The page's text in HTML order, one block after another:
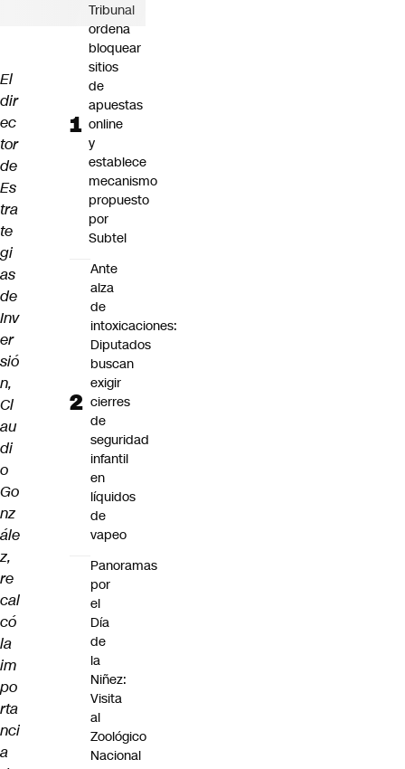
El
dir
ec
tor
de
Es
tra
te
gi
as
de
Inv
er
sió
n,
Cl
au
di
o
Go
nz
ále
z,
re
cal
có
la
im
po
rta
nci
a
Tribunal
ordena
bloquear
sitios
de
apuestas
online
y
establece
mecanismo
propuesto
por
Subtel
Ante
alza
de
intoxicaciones:
Diputados
buscan
exigir
cierres
de
seguridad
infantil
en
líquidos
de
vapeo
Panoramas
por
el
Día
de
la
Niñez:
Visita
al
Zoológico
Nacional